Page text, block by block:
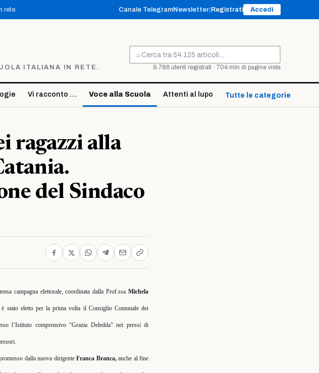
rete. Canale TelegramNewsletter Registrati Accedi
ITALIANA IN RETE.
⌕
Cerca
9.786 utenti registrati · 704 mln di pagine viste
Vi racconto … Voce alla Scuola Attenti al lupo Tutte le categorie ↓
ragazzi alla
del Sindaco
campagna elettorale, coordinata dalla Prof.ssa Michela
stato eletto per la prima volta il Consiglio Comunale dei
l’Istituto comprensivo “Grazia Deledda” nei pressi di
dalla nuova dirigente Franca Branca, anche al fine